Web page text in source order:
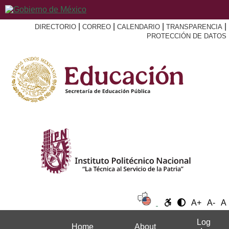
DIRECTORIO CORREO CALENDARIO TRANSPARENCIA
PROTECCIÓN DE DATOS
A+ A- A
Home About
Log